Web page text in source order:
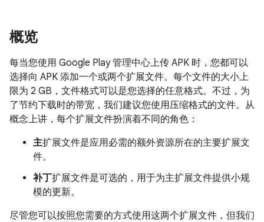
概览
每当您使用 Google Play 管理中心上传 APK 时，您都可以
选择向 APK 添加一个或两个扩展文件。每个文件的大小上
限为 2 GB，文件格式可以是您选择的任意格式。不过，为
了节约下载时的带宽，我们建议您使用压缩格式的文件。从
概念上讲，每个扩展文件扮演着不同的角色：
主扩展文件是应用必需的额外资源所在的主要扩展文
件。
补丁扩展文件是可选的，用于为主扩展文件提供小规
模的更新。
尽管您可以按照您需要的方式使用这两个扩展文件，但我们